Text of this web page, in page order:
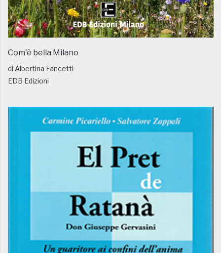
Com'è bella Milano
di Albertina Fancetti
EDB Edizioni